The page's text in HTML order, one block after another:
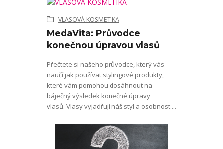
MedaVita: Průvodce
konečnou úpravou vlasů
VLASOVÁ KOSMETIKA
Přečtete si našeho průvodce, který vás
naučí jak používat stylingové produkty,
které vám pomohou dosáhnout na
báječný výsledek konečné úpravy
vlasů. Vlasy vyjadřují náš styl a osobnost ...